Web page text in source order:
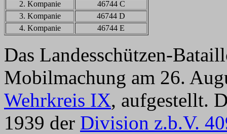
2. Kompanie
46744 C
3. Kompanie
46744 D
4. Kompanie
46744 E
Das Landesschützen-
Mobilmachung am 26.
Wehrkreis IX, aufgestellt.
1939 der Division z.b.V.